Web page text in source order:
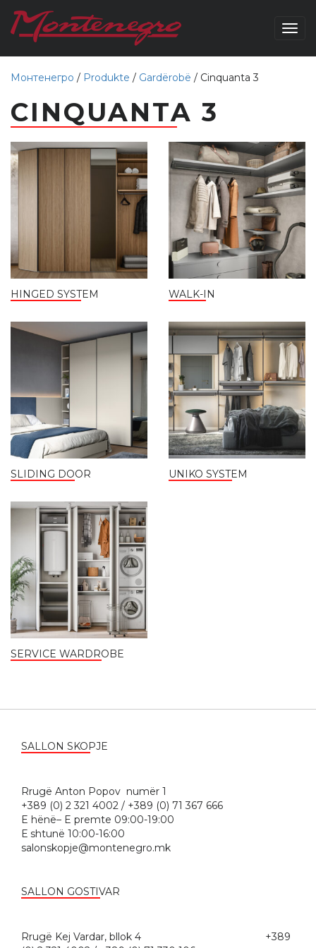
Монтенегро / Produkte / Gardërobë / Cinquanta 3
CINQUANTA 3
HINGED SYSTEM WALK-IN
SLIDING DOOR UNIKO SYSTEM
SERVICE WARDROBE
SALLON SKOPJE
Rrugë Anton Popov numër 1
+389 (0) 2 321 4002 / +389 (0) 71 367 666
E hënë– E premte 09:00-19:00
Е shtunë 10:00-16:00
salonskopje@montenegro.mk
SALLON GOSTIVAR
Rrugë Kej Vardar, bllok 4 +389